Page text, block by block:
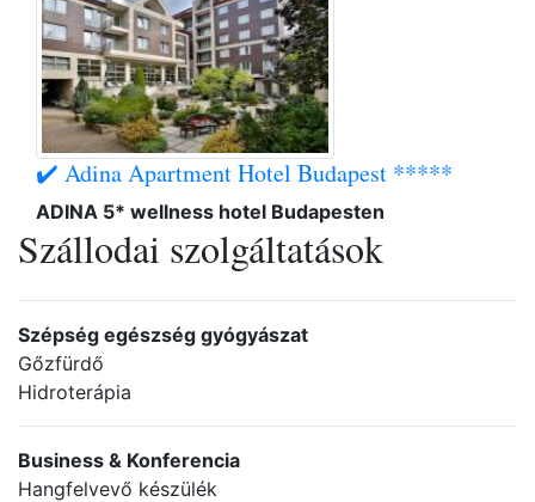
✔️ Adina Apartment Hotel Budapest *****
ADINA 5* wellness hotel Budapesten
Szállodai szolgáltatások
Szépség egészség gyógyászat
Gőzfürdő
Hidroterápia
Business & Konferencia
Hangfelvevő készülék